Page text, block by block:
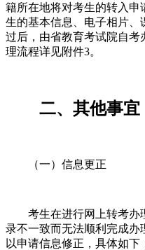
籍所在地将对考生的转入
生的基本信息、电子相片、
过后，由省教育考试院自
理流程详见附件3。
二、其他事宜
（一）信息更正
考生在进行网上转考办
录不一致而无法顺利完成
以申请信息修正，具体如下